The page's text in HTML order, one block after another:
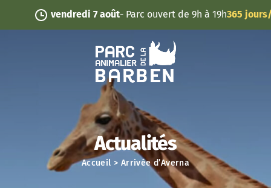
Panneau de gestion des cookies
vendredi 7 août- Parc ouvert de 9h à 19h 365 jours/an
Actualités
Accueil > Arrivée d’Averna